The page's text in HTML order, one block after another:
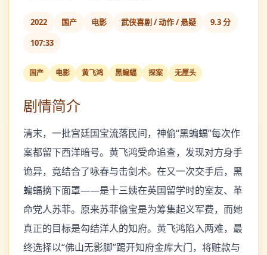
2022 国产 电影 武侠喜剧 / 动作 / 悬疑
9.3 分
107:33
国产 电影 黄飞鸿 黑蝙蝠 探案 无厘头
剧情简介
清末，一批宫廷国宝流落民间，神偷“黑蝙蝠”每次作
案都留下西洋暗号。黄飞鸿受命追查，发现对方身手
诡异，竟结合了咏春与击剑术。在又一次交手后，黑
蝙蝠摘下面罩——是十三姨在英国留学时的室友、革
命党人苏菲。原来苏菲偷宝是为筹集起义军费，而她
真正的目标是勾结洋人的知府。黄飞鸿陷入两难，最
终选择以“佛山无影脚”踢开知府金库大门，将赃款与